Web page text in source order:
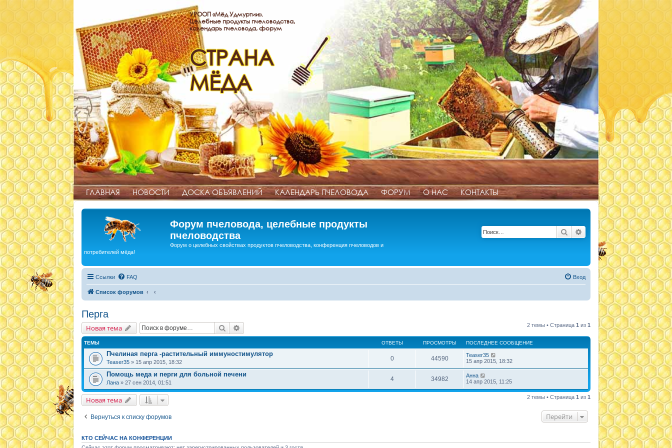
УРООП «Мёд Удмуртии».
Целебные продукты пчеловодства,
календарь пчеловода, форум
СТРАНА
МЁДА
ГЛАВНАЯ НОВОСТИ ДОСКА ОБЪЯВЛЕНИЙ КАЛЕНДАРЬ ПЧЕЛОВОДА ФОРУМ О НАС КОНТАКТЫ
Форум пчеловода, целебные продукты
пчеловодства
Форум о целебных свойствах продуктов пчеловодства, конференция пчеловодов и
потребителей мёда!
Поиск Расширенный поиск
Ссылки FAQ Вход
Список форумов
Перга
Новая тема Поиск 2 темы • Страница 1 из 1
ТЕМЫ ОТВЕТЫ ПРОСМОТРЫ ПОСЛЕДНЕЕ СООБЩЕНИЕ
Пчелиная перга -растительный иммуностимулятор
Teaser35 » 15 апр 2015, 18:32
0 44590
Teaser35
15 апр 2015, 18:32
Помощь меда и перги для больной печени
Лана » 27 сен 2014, 01:51
4 34982
Анна
14 апр 2015, 11:25
Новая тема 2 темы • Страница 1 из 1
Вернуться к списку форумов Перейти
КТО СЕЙЧАС НА КОНФЕРЕНЦИИ